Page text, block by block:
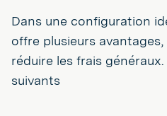
Dans une configuration
offre plusieurs
réduire les frais
suivants